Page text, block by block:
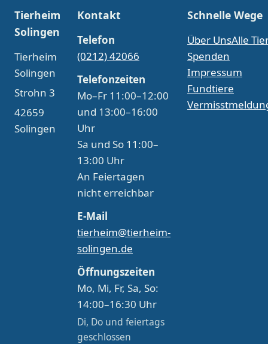
Tierheim
Solingen
Tierheim
Solingen
Strohn 3
42659
Solingen
Kontakt
Telefon
(0212) 42066
Telefonzeiten
Mo–Fr 11:00–12:00
und 13:00–16:00
Uhr
Sa und So 11:00–
13:00 Uhr
An Feiertagen
nicht erreichbar
E-Mail
tierheim@tierheim-
solingen.de
Öffnungszeiten
Mo, Mi, Fr, Sa, So:
14:00–16:30 Uhr
Di, Do und feiertags
geschlossen
Schnelle Wege
Über UnsAlle
Spenden
Impressum
Fundtiere